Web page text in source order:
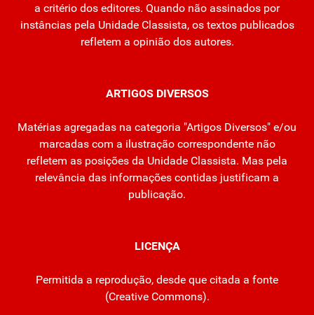
a critério dos editores. Quando não assinados por
instâncias pela Unidade Classista, os textos publicados
refletem a opinião dos autores.
ARTIGOS DIVERSOS
Matérias agregadas na categoria "Artigos Diversos" e/ou
marcadas com a ilustração correspondente não
refletem as posições da Unidade Classista. Mas pela
relevância das informações contidas justificam a
publicação.
LICENÇA
Permitida a reprodução, desde que citada a fonte
(Creative Commons).